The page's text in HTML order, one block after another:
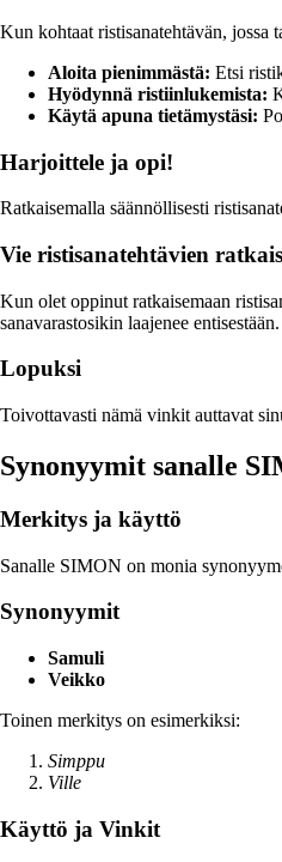
Kun kohtaat ristisanatehtävän,
Aloita pienimmästä: Etsi
Hyödynnä ristiinlukemista:
Käytä apuna tietämystäsi:
Harjoittele ja opi!
Ratkaisemalla säännöllisesti
Vie ristisanatehtävien
Kun olet oppinut ratkaisemaan
sanavarastosikin laajenee entisestään.
Lopuksi
Toivottavasti nämä vinkit auttavat
Synonyymit sanalle
Merkitys ja käyttö
Sanalle SIMON on monia
Synonyymit
Samuli
Veikko
Toinen merkitys on esimerkiksi:
Simppu
Ville
Käyttö ja Vinkit